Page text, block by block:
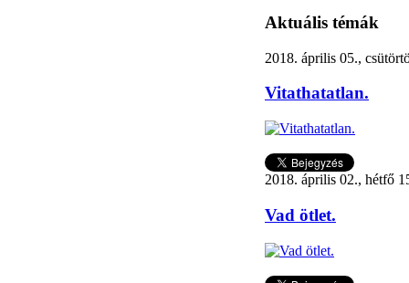
Aktuális témák
2018. április 05.,
Vitathatatlan.
2018. április 02., hétfő
Vad ötlet.